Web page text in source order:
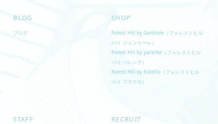
BLOG
ブログ
SHOP
Forest Hill by Genitore（フォレストヒル
バイ ジェントーレ）
Forest Hill by parente（フォレストヒル
バイ パレンテ）
Forest Hill by fratello（フォレストヒル
バイ フラテロ）
STAFF RECRUIT